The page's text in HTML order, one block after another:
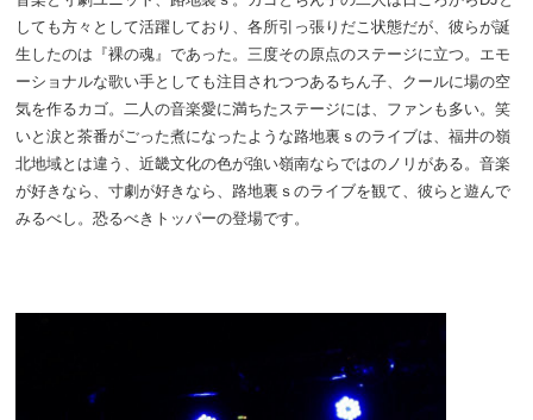
しても方々として活躍しており、各所引っ張りだこ状態だが、彼らが誕
生したのは『裸の魂』であった。三度その原点のステージに立つ。エモ
ーショナルな歌い手としても注目されつつあるちん子、クールに場の空
気を作るカゴ。二人の音楽愛に満ちたステージには、ファンも多い。笑
いと涙と茶番がごった煮になったような路地裏ｓのライブは、福井の嶺
北地域とは違う、近畿文化の色が強い嶺南ならではのノリがある。音楽
が好きなら、寸劇が好きなら、路地裏ｓのライブを観て、彼らと遊んで
みるべし。恐るべきトッパーの登場です。